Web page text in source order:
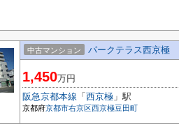
中古マンション パークテラス西京極
1,450万円
阪急京都本線 「 西京極 」駅
京都府京都市右京区西京極豆田町